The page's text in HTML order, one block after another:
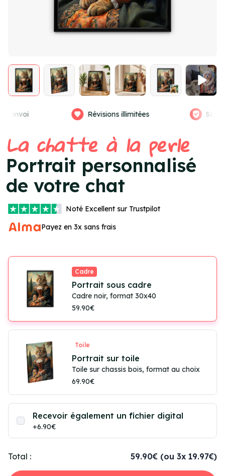
Vrais graphistes
1
of
4
La chatte à la perle
Portrait personnalisé
de votre chat
Noté Excellent sur Trustpilot
Payez en 3x sans frais
Cadre
Portrait sous cadre
Cadre noir, format 30x40
59.90€
Toile
Portrait sur toile
Toile sur chassis bois, format au choix
69.90€
Recevoir également un fichier digital
+6.90€
Total : 59.90€ (ou 3x 19.97€)